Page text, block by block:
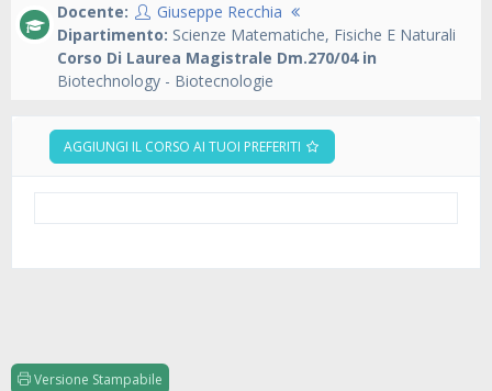
Docente:
Giuseppe Recchia
Dipartimento: Scienze Matematiche, Fisiche E Naturali
Corso Di Laurea Magistrale Dm.270/04 in
Biotechnology - Biotecnologie
AGGIUNGI IL CORSO AI TUOI PREFERITI
Versione Stampabile